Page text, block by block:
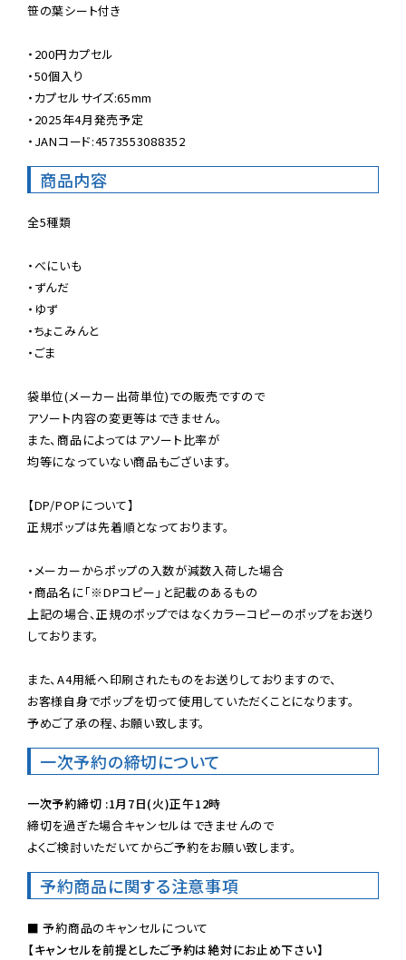
笹の葉シート付き
・200円カプセル
・50個入り
・カプセルサイズ:65mm
・2025年4月発売予定
・JANコード:4573553088352
商品内容
全5種類
・べにいも
・ずんだ
・ゆず
・ちょこみんと
・ごま
袋単位(メーカー出荷単位)での販売ですので
アソート内容の変更等はできません。
また、商品によってはアソート比率が
均等になっていない商品もございます。
【DP/POPについて】
正規ポップは先着順となっております。
・メーカーからポップの入数が減数入荷した場合
・商品名に「※DPコピー」と記載のあるもの
上記の場合、正規のポップではなくカラーコピーのポップをお送り
しております。
また、A4用紙へ印刷されたものをお送りしておりますので、
お客様自身でポップを切って使用していただくことになります。
予めご了承の程、お願い致します。
一次予約の締切について
一次予約締切 :1月7日(火)正午12時
締切を過ぎた場合キャンセルはできませんので
よくご検討いただいてからご予約をお願い致します。
予約商品に関する注意事項
【キャンセルを前提としたご予約は絶対にお止め下さい】